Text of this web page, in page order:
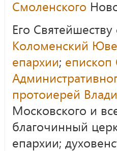
Смоленского
Его
Коломенский
епархии; епископ
протоиерей
Московского и
благочинный
епархии;